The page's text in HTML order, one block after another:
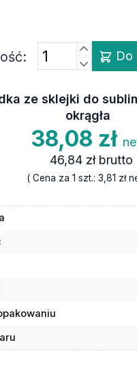
Do
ze sklejki do
okrągła
38,08 zł
46,84 zł brutto
( Cena za 1 szt.: 3,81 zł